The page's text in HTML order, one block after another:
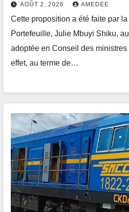
AOÛT 2, 2026 AMEDEE
Cette proposition a été faite par
Portefeuille, Julie Mbuyi Shiku,
adoptée en Conseil des
effet, au terme de…